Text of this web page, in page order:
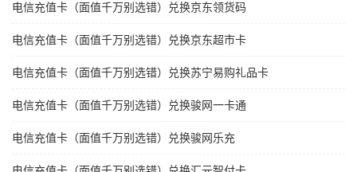
电信充值卡（面值千万别选错）兑换京东领货码
电信充值卡（面值千万别选错）兑换京东超市卡
电信充值卡（面值千万别选错）兑换苏宁易购礼品卡
电信充值卡（面值千万别选错）兑换骏网一卡通
电信充值卡（面值千万别选错）兑换骏网乐充